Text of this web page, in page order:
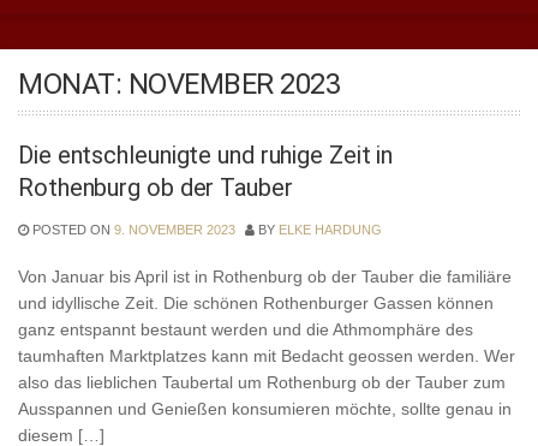
MONAT: NOVEMBER 2023
Die entschleunigte und ruhige Zeit in
Rothenburg ob der Tauber
POSTED ON 9. NOVEMBER 2023 BY ELKE HARDUNG
Von Januar bis April ist in Rothenburg ob der Tauber die familiäre
und idyllische Zeit. Die schönen Rothenburger Gassen können
ganz entspannt bestaunt werden und die Athmomphäre des
taumhaften Marktplatzes kann mit Bedacht geossen werden. Wer
also das lieblichen Taubertal um Rothenburg ob der Tauber zum
Ausspannen und Genießen konsumieren möchte, sollte genau in
diesem […]